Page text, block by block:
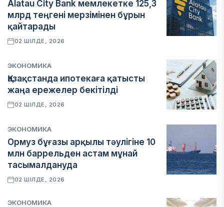
Alatau City Bank мемлекетке 125,3
млрд теңгені мерзімінен бұрын
қайтарады
02 ШІЛДЕ, 2026
ЭКОНОМИКА
Қазақстанда ипотекаға қатысты
жаңа ережелер бекітілді
02 ШІЛДЕ, 2026
ЭКОНОМИКА
Ормуз бұғазы арқылы тәулігіне 10
млн баррельден астам мұнай
тасымалдануда
02 ШІЛДЕ, 2026
ЭКОНОМИКА